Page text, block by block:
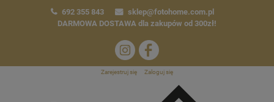
692 355 843
sklep@fotohome.com.pl
DARMOWA DOSTAWA dla zakupów od 300zł!
Zarejestruj się Zaloguj się